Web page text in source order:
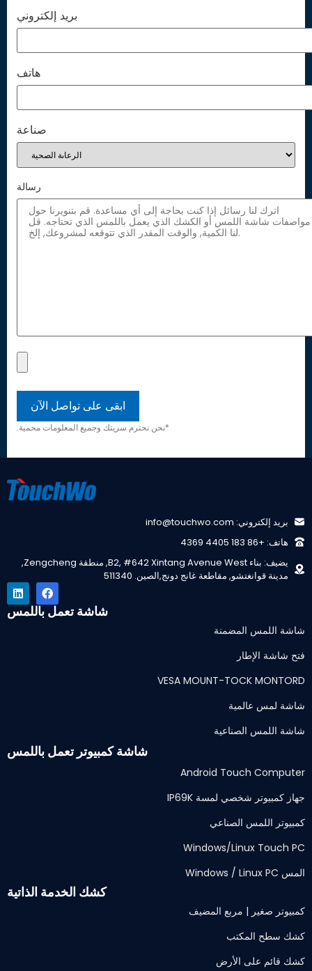
بريد إلكتروني
هاتف
صناعة
رسالة
*نحن نحترم سريتك وجميع المعلومات محمية.
بريد إلكتروني: info@touchwo.com
هاتف: +86 183 4405 4369
يضيف: بناء B2, #642 Xintang Avenue West, منطقة Zengcheng,
مدينة قوانغتشو, مقاطعة غانج دونج,الصين. 511340
شاشة تعمل باللمس
شاشة اللمس المضمنة
فتح شاشة الإطار
VESA MOUNT-TOCK MONTORD
شاشة لمس عالمية
شاشة اللمس الصناعية
شاشة كمبيوتر تعمل باللمس
Android Touch Computer
جهاز كمبيوتر شخصي لمسة IP69K
كمبيوتر اللمس الصناعي
Windows/Linux Touch PC
المس Windows / Linux PC
كشك الخدمة الذاتية
كمبيوتر صغير | مربع المضيف
كشك سطح المكتب
كشك قائم على الأرض